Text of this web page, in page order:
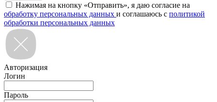
Нажимая на кнопку «Отправить», я даю согласие на
обработку персональных данных и соглашаюсь с политикой
обработки персональных данных
Авторизация
Логин
Пароль